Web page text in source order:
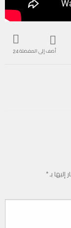
أضف إلى المفضلة24
بـ*